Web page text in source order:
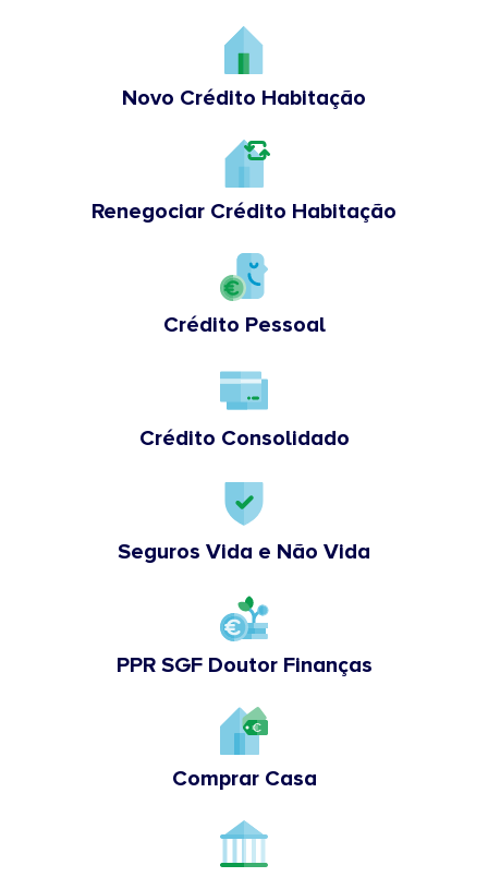
Novo Crédito Habitação
Renegociar Crédito Habitação
Crédito Pessoal
Crédito Consolidado
Seguros Vida e Não Vida
PPR SGF Doutor Finanças
Comprar Casa